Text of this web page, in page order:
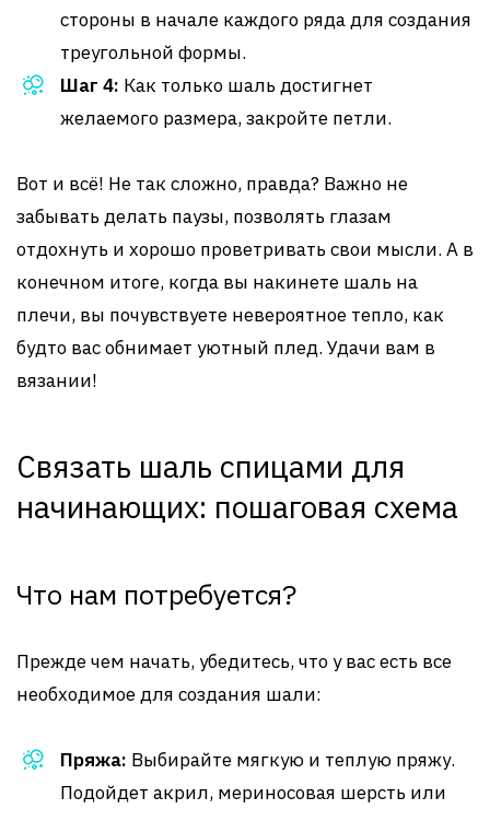
стороны в начале каждого ряда для создания
треугольной формы.
Шаг 4: Как только шаль достигнет
желаемого размера, закройте петли.
Вот и всё! Не так сложно, правда? Важно не
забывать делать паузы, позволять глазам
отдохнуть и хорошо проветривать свои мысли. А в
конечном итоге, когда вы накинете шаль на
плечи, вы почувствуете невероятное тепло, как
будто вас обнимает уютный плед. Удачи вам в
вязании!
Связать шаль спицами для
начинающих: пошаговая схема
Что нам потребуется?
Прежде чем начать, убедитесь, что у вас есть все
необходимое для создания шали:
Пряжа: Выбирайте мягкую и теплую пряжу.
Подойдет акрил, мериносовая шерсть или